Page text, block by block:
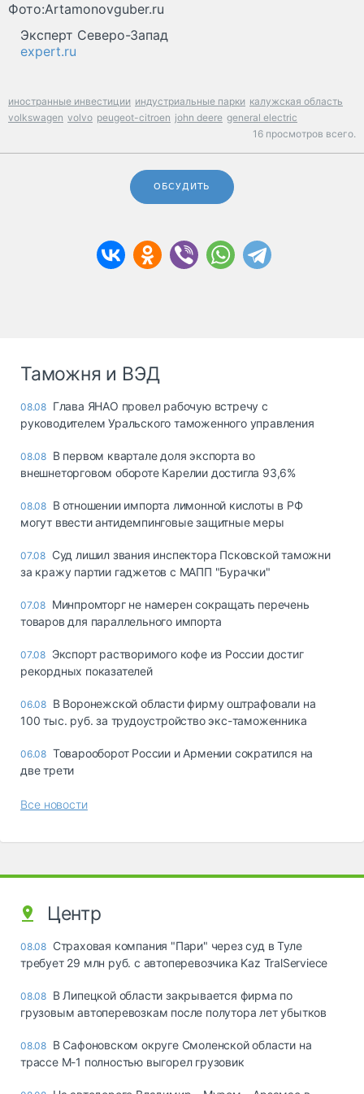
Фото:Artamonovguber.ru
Эксперт Северо-Запад
expert.ru
иностранные инвестиции индустриальные парки калужская область
volkswagen volvo peugeot-citroen john deere general electric
16 просмотров всего.
ОБСУДИТЬ
Таможня и ВЭД
08.08 Глава ЯНАО провел рабочую встречу с
руководителем Уральского таможенного управления
08.08 В первом квартале доля экспорта во
внешнеторговом обороте Карелии достигла 93,6%
08.08 В отношении импорта лимонной кислоты в РФ
могут ввести антидемпинговые защитные меры
07.08 Суд лишил звания инспектора Псковской таможни
за кражу партии гаджетов с МАПП "Бурачки"
07.08 Минпромторг не намерен сокращать перечень
товаров для параллельного импорта
07.08 Экспорт растворимого кофе из России достиг
рекордных показателей
06.08 В Воронежской области фирму оштрафовали на
100 тыс. руб. за трудоустройство экс-таможенника
06.08 Товарооборот России и Армении сократился на
две трети
Все новости
Центр
08.08 Страховая компания "Пари" через суд в Туле
требует 29 млн руб. с автоперевозчика Kaz TralServiece
08.08 В Липецкой области закрывается фирма по
грузовым автоперевозкам после полутора лет убытков
08.08 В Сафоновском округе Смоленской области на
трассе М-1 полностью выгорел грузовик